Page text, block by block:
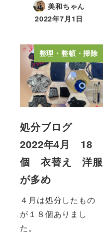
美和ちゃん
2022年7月1日
整理・整頓・掃除
処分ブログ
2022年4月 18
個 衣替え 洋服
が多め
４月は処分したもの
が１８個ありまし
た。